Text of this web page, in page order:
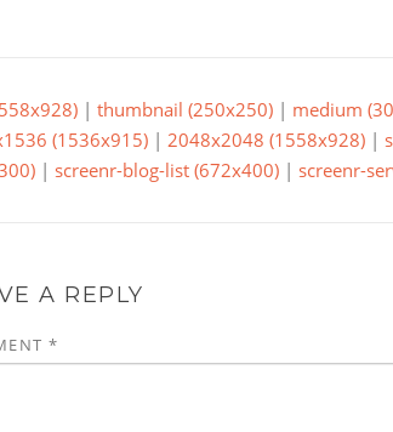
| thumbnail (250x250) | medium
(1536x915) | 2048x2048 (1558x928) |
| screenr-blog-list (672x400) | screenr-
A REPLY
*